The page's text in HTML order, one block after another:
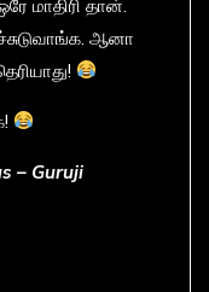
மாதிரி தான்.
ஆனா
– Guruji